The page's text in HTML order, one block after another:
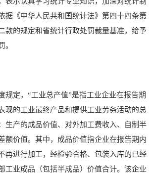
据《中华人民共和国统计法》第四十四条第
款的规定和省统计行政处罚裁量基准，给予
。
规定，“工业总产值”是指工业企业在报告期
现的工业最终产品和提供工业劳务活动的总
生产的成品价值、对外加工费收入、自制半
额价值。其中，成品价值指企业在报告期内
再进行加工，经检验合格、包装入库的已经
工业成品（包括半成品）价值合计。该企业